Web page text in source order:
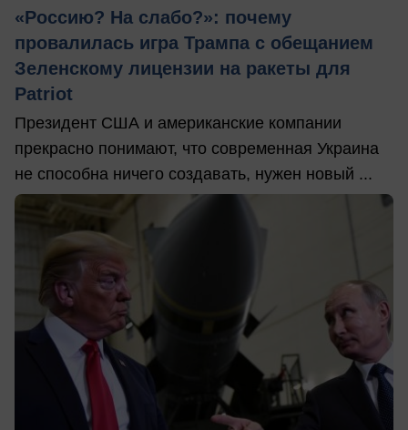
«Россию? На слабо?»: почему
провалилась игра Трампа с обещанием
Зеленскому лицензии на ракеты для
Patriot
Президент США и американские компании
прекрасно понимают, что современная Украина
не способна ничего создавать, нужен новый ...